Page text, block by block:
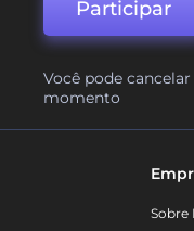
Participar
Você pode
momento
Sobre